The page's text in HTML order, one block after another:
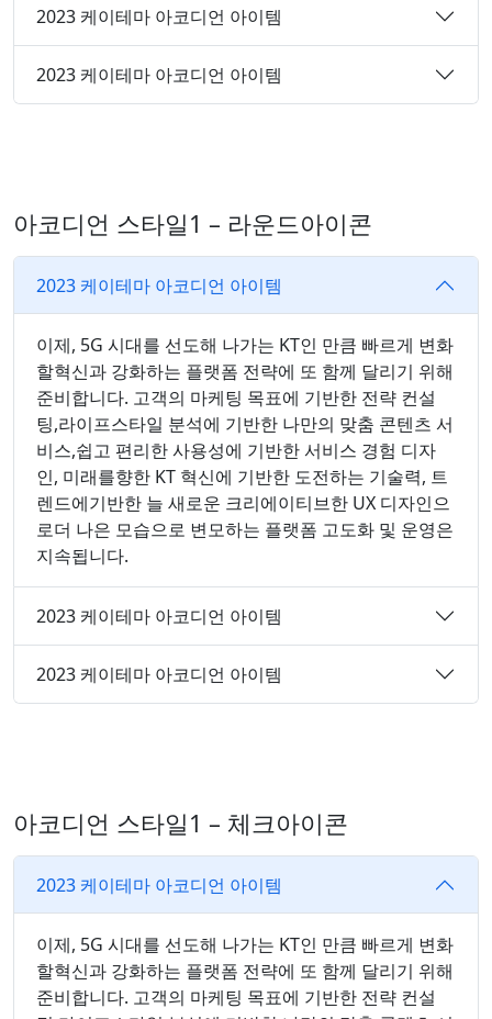
2023 케이테마 아코디언 아이템
2023 케이테마 아코디언 아이템
아코디언 스타일1 – 라운드아이콘
2023 케이테마 아코디언 아이템
이제, 5G 시대를 선도해 나가는 KT인 만큼 빠르게 변화
할혁신과 강화하는 플랫폼 전략에 또 함께 달리기 위해
준비합니다. 고객의 마케팅 목표에 기반한 전략 컨설
팅,라이프스타일 분석에 기반한 나만의 맞춤 콘텐츠 서
비스,쉽고 편리한 사용성에 기반한 서비스 경험 디자
인, 미래를향한 KT 혁신에 기반한 도전하는 기술력, 트
렌드에기반한 늘 새로운 크리에이티브한 UX 디자인으
로더 나은 모습으로 변모하는 플랫폼 고도화 및 운영은
지속됩니다.
2023 케이테마 아코디언 아이템
2023 케이테마 아코디언 아이템
아코디언 스타일1 – 체크아이콘
2023 케이테마 아코디언 아이템
이제, 5G 시대를 선도해 나가는 KT인 만큼 빠르게 변화
할혁신과 강화하는 플랫폼 전략에 또 함께 달리기 위해
준비합니다. 고객의 마케팅 목표에 기반한 전략 컨설